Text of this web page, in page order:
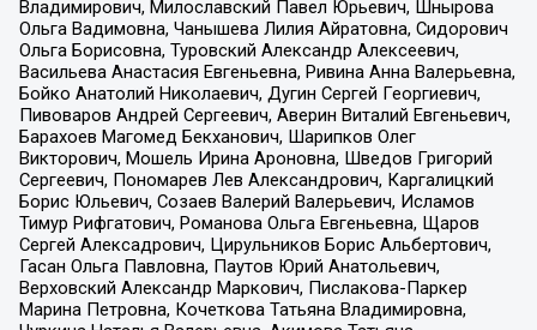
Владимирович, Милославский Павел Юрьевич, Шнырова
Ольга Вадимовна, Чанышева Лилия Айратовна, Сидорович
Ольга Борисовна, Туровский Александр Алексеевич,
Васильева Анастасия Евгеньевна, Ривина Анна Валерьевна,
Бойко Анатолий Николаевич, Дугин Сергей Георгиевич,
Пивоваров Андрей Сергеевич, Аверин Виталий Евгеньевич,
Барахоев Магомед Бекханович, Шарипков Олег
Викторович, Мошель Ирина Ароновна, Шведов Григорий
Сергеевич, Пономарев Лев Александрович, Каргалицкий
Борис Юльевич, Созаев Валерий Валерьевич, Исламов
Тимур Рифгатович, Романова Ольга Евгеньевна, Щаров
Сергей Алексадрович, Цирульников Борис Альбертович,
Гасан Ольга Павловна, Паутов Юрий Анатольевич,
Верховский Александр Маркович, Пислакова-Паркер
Марина Петровна, Кочеткова Татьяна Владимировна,